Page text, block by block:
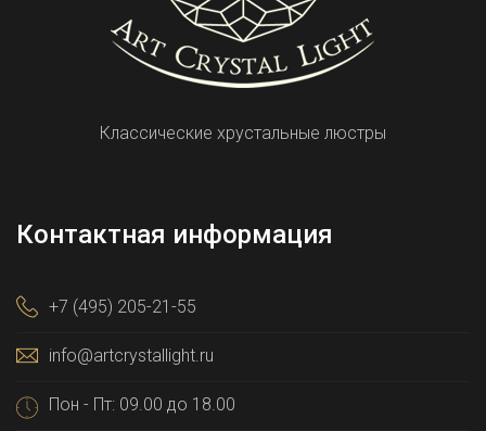
Классические хрустальные люстры
Контактная информация
+7 (495) 205-21-55
info@artcrystallight.ru
Пон - Пт: 09.00 до 18.00